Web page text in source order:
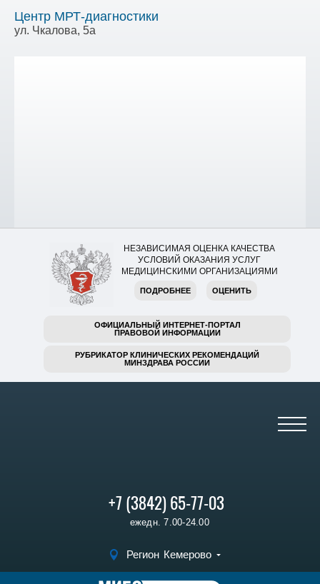
Центр МРТ-диагностики
ул. Чкалова, 5а
НЕЗАВИСИМАЯ ОЦЕНКА КАЧЕСТВА
УСЛОВИЙ ОКАЗАНИЯ УСЛУГ
МЕДИЦИНСКИМИ ОРГАНИЗАЦИЯМИ
ПОДРОБНЕЕ ОЦЕНИТЬ
ОФИЦИАЛЬНЫЙ ИНТЕРНЕТ-ПОРТАЛ
ПРАВОВОЙ ИНФОРМАЦИИ
РУБРИКАТОР КЛИНИЧЕСКИХ РЕКОМЕНДАЦИЙ
МИНЗДРАВА РОССИИ
+7 (3842) 65-77-03
ежедн. 7.00-24.00
Регион Кемерово